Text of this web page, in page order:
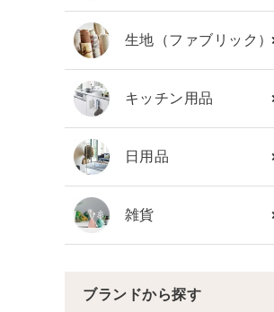
ブランド
ガイドライン
生地（ファブリック）
キッチン用品
日用品
雑貨
ブランドから探す